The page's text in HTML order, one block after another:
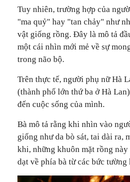
Tuy nhiên, trường hợp của
"ma quỷ" hay "tan chảy" như
vật giống rồng. Đây là mô tả
một cái nhìn mới mẻ về sự
trong não bộ.
Trên thực tế, người phụ nữ Hà
(thành phố lớn thứ ba ở Hà
đến cuộc sống của mình.
Bà mô tả rằng khi nhìn vào
giống như da bò sát, tai dài ra,
khi, những khuôn mặt rồng
dạt về phía bà từ các bức tường